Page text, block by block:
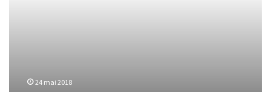
24 mai 2018